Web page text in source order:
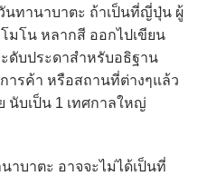
นทานาบาตะ ถ้าเป็นที่ญี่ปุ่น ผู้
มโน หลากสี ออกไปเขียน
ดับประดาสำหรับอธิฐาน
ารค้า หรือสถานที่ต่างๆแล้ว
นับเป็น 1 เทศกาลใหญ่
บาตะ อาจจะไม่ได้เป็นที่